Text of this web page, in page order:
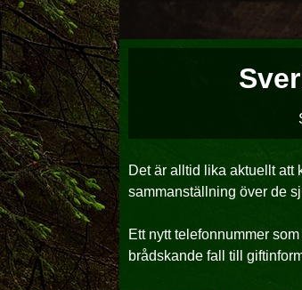
Hoppa
över
till
innehåll
Det är alltid lika aktuellt att
sammanställning över de
Ett nytt telefonnummer
brådskande fall till